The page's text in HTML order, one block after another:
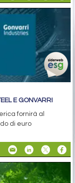
E GONVARRI
fornirà al
di euro